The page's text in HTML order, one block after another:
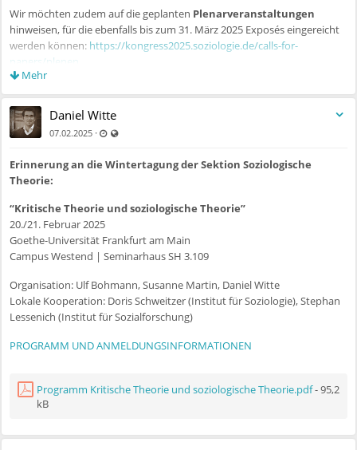
Wir möchten zudem auf die geplanten Plenarveranstaltungen
hinweisen, für die ebenfalls bis zum 31. März 2025 Exposés eingereicht
werden können: https://kongress2025.soziologie.de/calls-for-
papers/plenen
ausrichtende Sektion beteiligt, weshalb wir hier noch einmal gesondert
um Einreichung von Exposés bitten möchten:
https://kongress2025.soziologie.de/calls-for-
papers/plenen/demokratie-in-transition
jennifer.brichzin@unibw.deundhenning.devries@jura.uni-marburg.de
Transitionspolitik
https://kongress2025.soziologie.de/calls-for-
Abstracts (max. 5.000 Zeichen) bitte bis zum 31. März an die Jury:
peter.voss@humtec.rwth-aachen.deundcordula.kropp@sowi.uni-
stuttgart.de
Mit den besten Grüßen, für den Vorstand,
Daniel Witte
Mehr
Daniel Witte
07.02.2025 · Zuletzt aktualisiert 11.07.2025 - 09:54
Erinnerung an die Wintertagung der Sektion Soziologische
Theorie:
“Kritische Theorie und soziologische Theorie”
20./21. Februar 2025
Goethe-Universität Frankfurt am Main
Campus Westend | Seminarhaus SH 3.109
Organisation: Ulf Bohmann, Susanne Martin, Daniel Witte
Lokale Kooperation: Doris Schweitzer (Institut für Soziologie), Stephan
Lessenich (Institut für Sozialforschung)
PROGRAMM UND ANMELDUNGSINFORMATIONEN
Programm Kritische Theorie und soziologische Theorie.pdf- 95,2
kB